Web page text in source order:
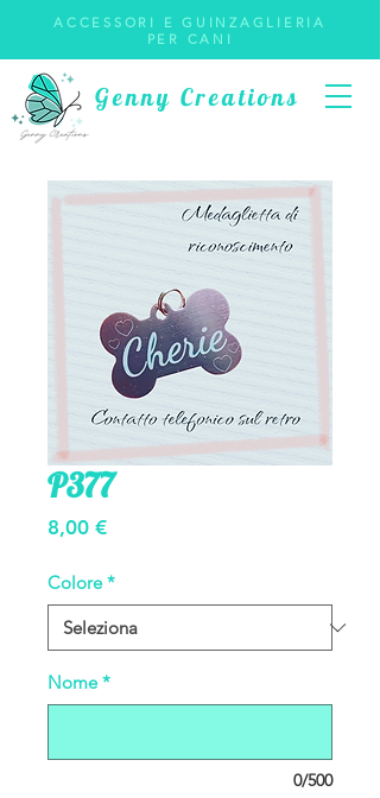
Genny Creations
ACCESSORI E GUINZAGLIERIA
PER CANI
P377
8,00 €Prezzo
Colore *
Nome *
0/500